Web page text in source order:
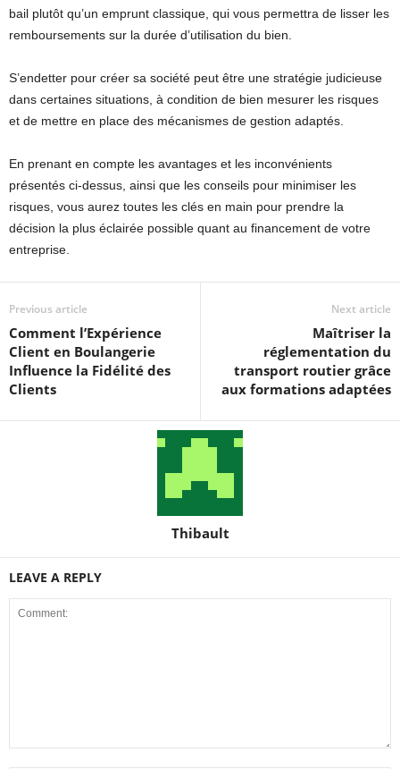
bail plutôt qu’un emprunt classique, qui vous permettra de lisser les
remboursements sur la durée d’utilisation du bien.
S’endetter pour créer sa société peut être une stratégie judicieuse
dans certaines situations, à condition de bien mesurer les risques
et de mettre en place des mécanismes de gestion adaptés.
En prenant en compte les avantages et les inconvénients
présentés ci-dessus, ainsi que les conseils pour minimiser les
risques, vous aurez toutes les clés en main pour prendre la
décision la plus éclairée possible quant au financement de votre
entreprise.
Previous article
Comment l’Expérience
Client en Boulangerie
Influence la Fidélité des
Clients
Next article
Maîtriser la
réglementation du
transport routier grâce
aux formations adaptées
Thibault
LEAVE A REPLY